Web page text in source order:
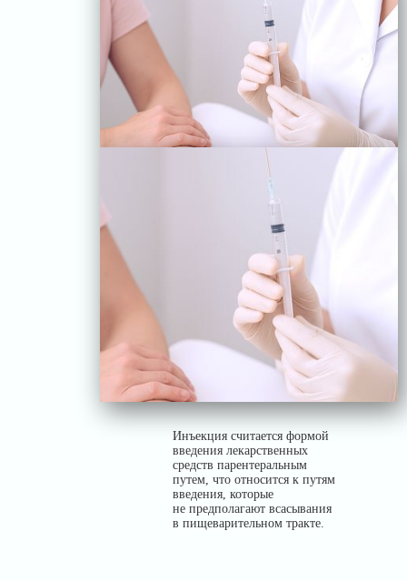
Инъекция считается формой
введения лекарственных
средств парентеральным
путем, что относится к путям
введения, которые
не предполагают всасывания
в пищеварительном тракте.